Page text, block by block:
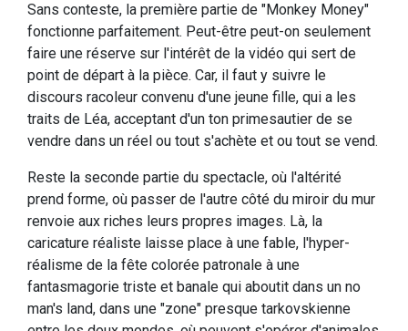
Sans conteste, la première partie de "Monkey Money"
fonctionne parfaitement. Peut-être peut-on seulement
faire une réserve sur l'intérêt de la vidéo qui sert de
point de départ à la pièce. Car, il faut y suivre le
discours racoleur convenu d'une jeune fille, qui a les
traits de Léa, acceptant d'un ton primesautier de se
vendre dans un réel ou tout s'achète et ou tout se vend.
Reste la seconde partie du spectacle, où l'altérité
prend forme, où passer de l'autre côté du miroir du mur
renvoie aux riches leurs propres images. Là, la
caricature réaliste laisse place à une fable, l'hyper-
réalisme de la fête colorée patronale à une
fantasmagorie triste et banale qui aboutit dans un no
man's land, dans une "zone" presque tarkovskienne